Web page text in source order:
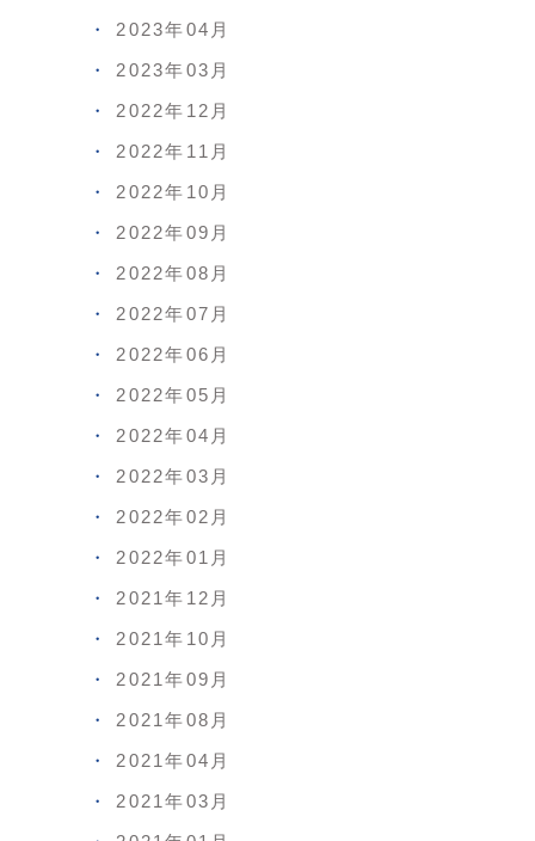
2023年04月
2023年03月
2022年12月
2022年11月
2022年10月
2022年09月
2022年08月
2022年07月
2022年06月
2022年05月
2022年04月
2022年03月
2022年02月
2022年01月
2021年12月
2021年10月
2021年09月
2021年08月
2021年04月
2021年03月